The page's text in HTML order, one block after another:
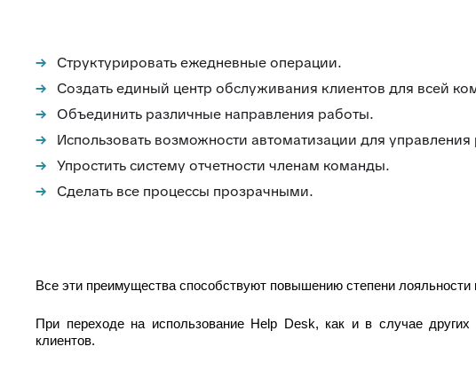
Структурировать ежедневные операции.
Создать единый центр обслуживания клиентов для всей
Объединить различные направления работы.
Использовать возможности автоматизации для
Упростить систему отчетности членам команды.
Сделать все процессы прозрачными.
Все эти преимущества способствуют повышению степени
При переходе на использование Help Desk, как и в случае
клиентов.